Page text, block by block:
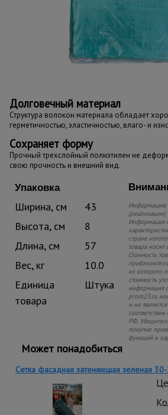
Долговечный материал
Структура волокон материала обладает
герметичностью, эластичностью, влаго- и
Сохраняет форму
Прочный трехслойный полиэтилен не
свою прочность и внешний вид.
Упаковка
Ширина, см
43
Высота, см
8
Длина, см
57
Вес, кг
10.0
Единица
товара
Штука
Информацию
(реализации)
Информация
стране
товара носит
Стоимость
из которого
стоимость
информация
prom23.ru
и не
РФ.
покупке
функций и
Может понадобиться
Сетка фасадная затеняющая зеленая